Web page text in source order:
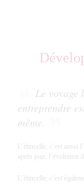
Le voyage
entreprendre
même.
L’étincelle, c’est
après jour, l’évolution
L’étincelle, c’est